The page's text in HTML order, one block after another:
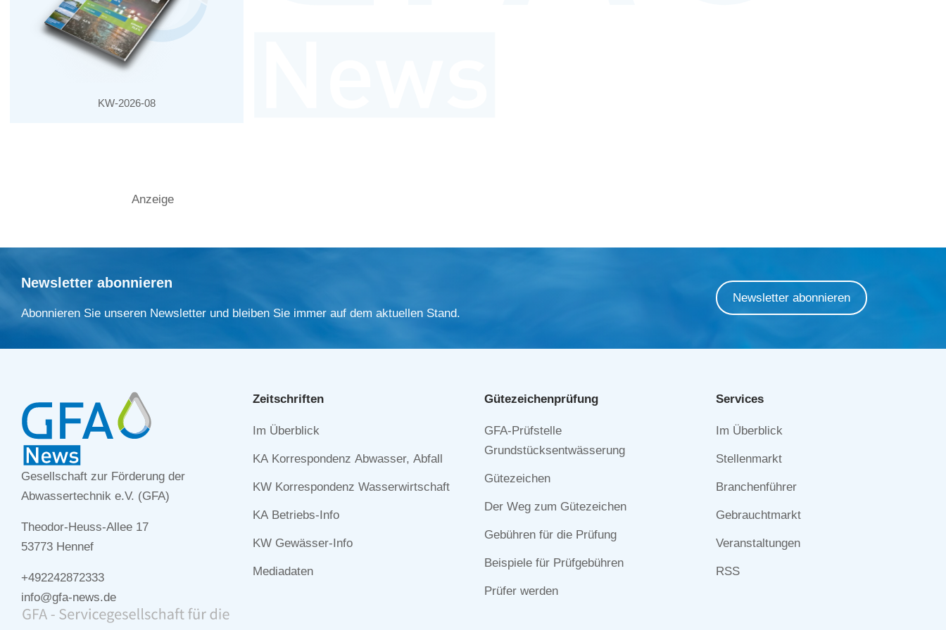
KW-2026-08
Anzeige
Newsletter abonnieren
Abonnieren Sie unseren Newsletter und bleiben Sie immer auf dem aktuellen Stand.
Newsletter abonnieren
Gesellschaft zur Förderung der
Abwassertechnik e.V. (GFA)
Theodor-Heuss-Allee 17
53773 Hennef
+492242872333
info@gfa-news.de
Zeitschriften
Navigation
Im Überblick
KA Korrespondenz Abwasser, Abfall
KW Korrespondenz Wasserwirtschaft
KA Betriebs-Info
KW Gewässer-Info
Mediadaten
Gütezeichen­prüfung
Navigation
überspringen
GFA-Prüfstelle
Grundstücksentwässerung
Gütezeichen
Der Weg zum Gütezeichen
Gebühren für die Prüfung
Beispiele für Prüfgebühren
Prüfer werden
Services
Navigation
Im Überblick
Stellenmarkt
Branchenführer
Gebrauchtmarkt
Veranstaltungen
RSS